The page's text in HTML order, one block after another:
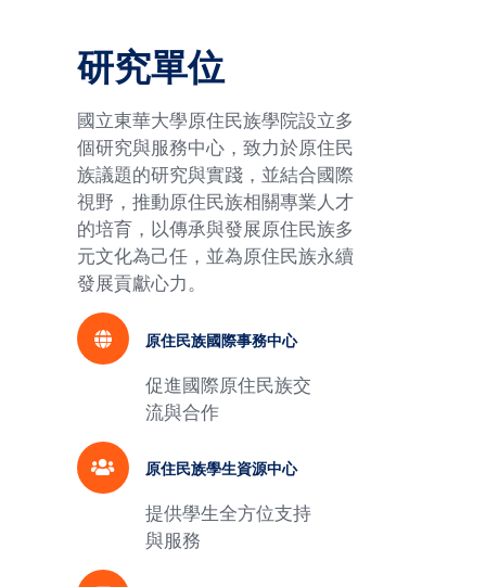
研究單位
國立東華大學原住民族學院設立多
個研究與服務中心，致力於原住民
族議題的研究與實踐，並結合國際
視野，推動原住民族相關專業人才
的培育，以傳承與發展原住民族多
元文化為己任，並為原住民族永續
發展貢獻心力。
原住民族國際事務中心
促進國際原住民族交
流與合作
原住民族學生資源中心
提供學生全方位支持
與服務